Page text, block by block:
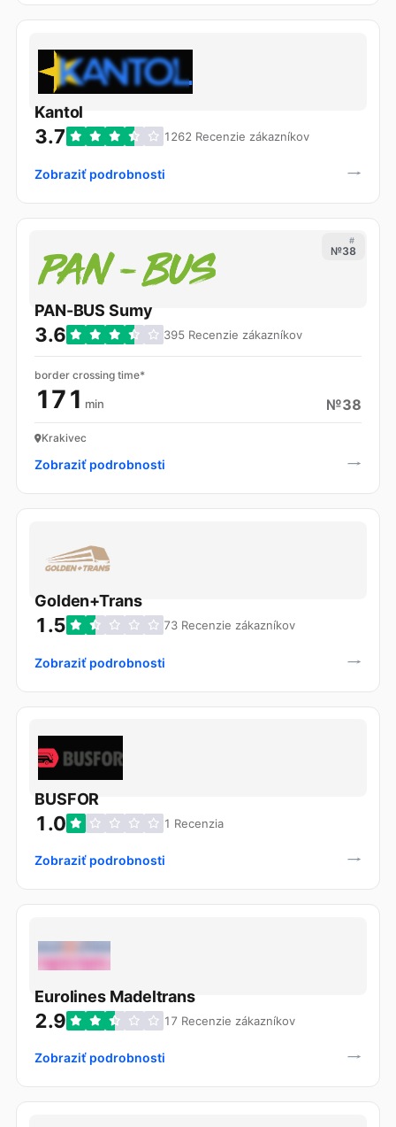
Kantol
3.7 1262 Recenzie zákazníkov
Zobraziť podrobnosti
#
№38
PAN-BUS Sumy
3.6 395 Recenzie zákazníkov
border crossing time*
171 min №38
Krakivec
Zobraziť podrobnosti
Golden+Trans
1.5 73 Recenzie zákazníkov
Zobraziť podrobnosti
BUSFOR
1.0 1 Recenzia
Zobraziť podrobnosti
Eurolines Madeltrans
2.9 17 Recenzie zákazníkov
Zobraziť podrobnosti